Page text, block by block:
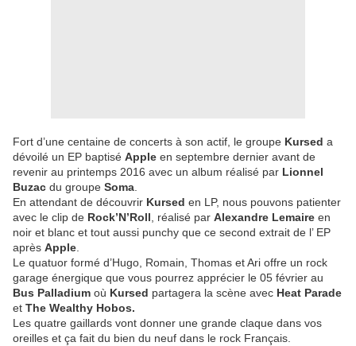
Fort d’une centaine de concerts à son actif, le groupe Kursed a
dévoilé un EP baptisé Apple en septembre dernier avant de
revenir au printemps 2016 avec un album réalisé par Lionnel
Buzac du groupe Soma
En attendant de découvrir Kursed en LP, nous pouvons patienter
avec le clip de Rock’N’Roll , réalisé par Alexandre Lemaire en
noir et blanc et tout aussi punchy que ce second extrait de l’ EP
après Apple
Le quatuor formé d’Hugo, Romain, Thomas et Ari offre un rock
garage énergique que vous pourrez apprécier le 05 février au
Bus Palladium où Kursed partagera la scène avec Heat Parade
et The Wealthy Hobos.
Les quatre gaillards vont donner une grande claque dans vos
oreilles et ça fait du bien du neuf dans le rock Français.